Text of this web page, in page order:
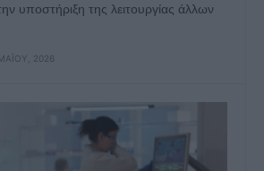
υποστήριξη της λειτουργίας άλλων
2026